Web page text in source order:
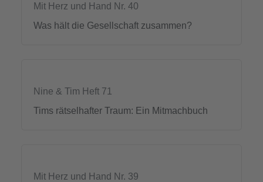
Mit Herz und Hand Nr. 40
Was hält die Gesellschaft zusammen?
Nine & Tim Heft 71
Tims rätselhafter Traum: Ein Mitmachbuch
Mit Herz und Hand Nr. 39